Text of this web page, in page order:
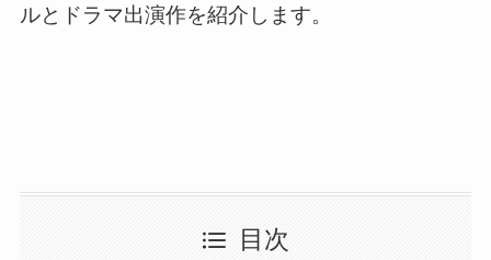
ルとドラマ出演作を紹介します。
目次